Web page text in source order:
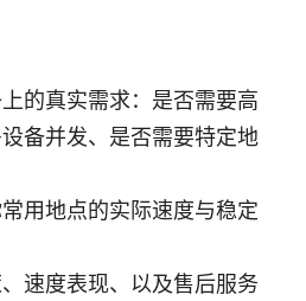
的真实需求：是否需要高
备并发、是否需要特定地
用地点的实际速度与稳定
速度表现、以及售后服务